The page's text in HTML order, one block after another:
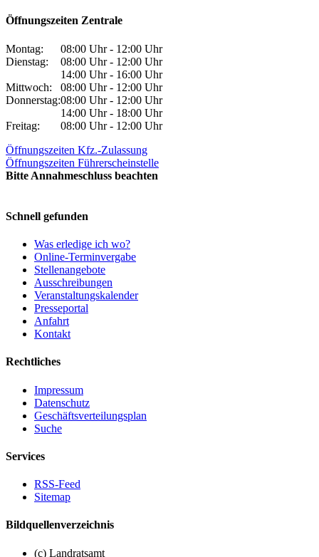
Öffnungszeiten Zentrale
Montag:
08:00 Uhr - 12:00 Uhr
Dienstag:
08:00 Uhr - 12:00 Uhr
14:00 Uhr - 16:00 Uhr
Mittwoch:
08:00 Uhr - 12:00 Uhr
Donnerstag:08:00 Uhr - 12:00 Uhr
14:00 Uhr - 18:00 Uhr
Freitag:
08:00 Uhr - 12:00 Uhr
Öffnungszeiten Kfz.-Zulassung
Öffnungszeiten Führerscheinstelle
Bitte Annahmeschluss beachten
Schnell gefunden
Was erledige ich wo?
Online-Terminvergabe
Stellenangebote
Ausschreibungen
Veranstaltungskalender
Presseportal
Anfahrt
Kontakt
Rechtliches
Impressum
Datenschutz
Geschäftsverteilungsplan
Suche
Services
RSS-Feed
Sitemap
Bildquellenverzeichnis
(c) Landratsamt